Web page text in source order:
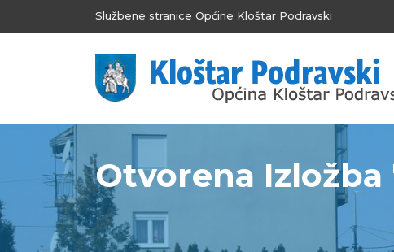
Službene stranice Općine Kloštar Podravski
Otvorena